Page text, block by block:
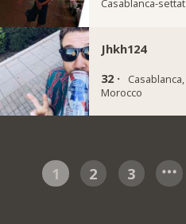
Casablanca-settat
Jhkh124
32 ·
Casablanca,
Morocco
1 2 3